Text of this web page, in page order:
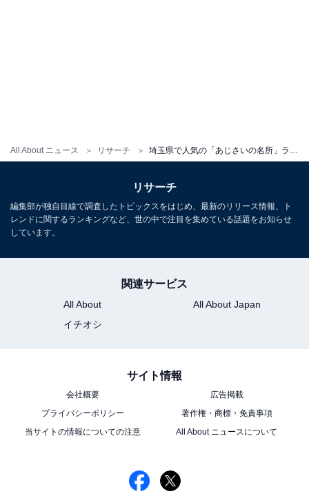
All About ニュース リサーチ
リサーチ
編集部が独自目線で調査したトピックスをはじめ、最新のリリース情報、ト
レンドに関するランキングなど、世の中で注目を集めている話題をお知らせ
しています。
関連サービス
All About
All About Japan
イチオシ
サイト情報
会社概要
広告掲載
プライバシーポリシー
著作権・商標・免責事項
当サイトの情報についての注意
All About ニュースについて